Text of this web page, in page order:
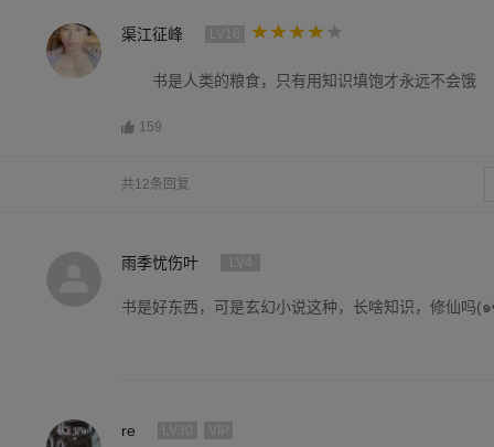
渠江征峰
书是人类的粮食，只有用知识填饱才永远不会饿
159
共12条回复
雨季忧伤叶
书是好东西，可是玄幻小说这种，长啥知识，修仙吗(๑
re